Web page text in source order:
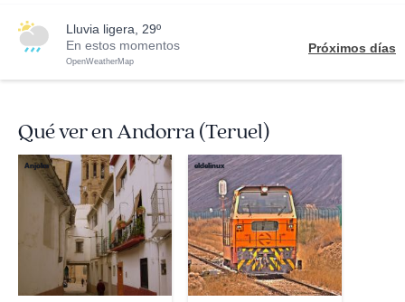
lluvia ligera, 29º
En estos momentos
OpenWeatherMap
Próximos días
Qué ver en Andorra (Teruel)
Anjolm eldelinux